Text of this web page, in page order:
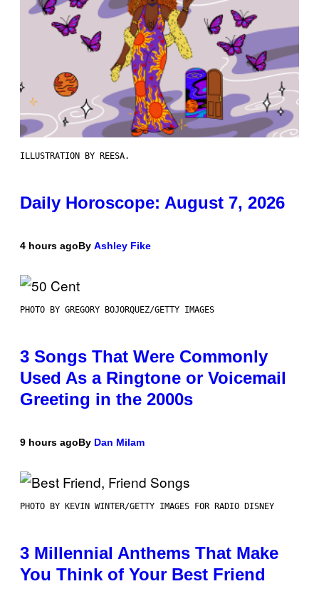
ILLUSTRATION BY REESA.
Daily Horoscope: August 7, 2026
4 hours agoBy Ashley Fike
PHOTO BY GREGORY BOJORQUEZ/GETTY IMAGES
3 Songs That Were Commonly
Used As a Ringtone or Voicemail
Greeting in the 2000s
9 hours agoBy Dan Milam
PHOTO BY KEVIN WINTER/GETTY IMAGES FOR RADIO DISNEY
3 Millennial Anthems That Make
You Think of Your Best Friend